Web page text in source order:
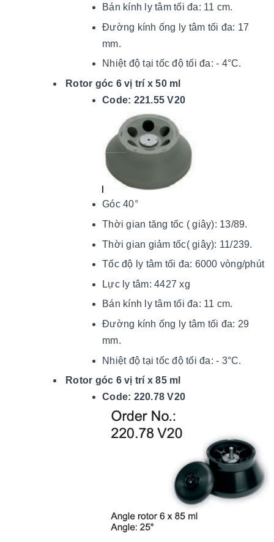
Bán kính ly tâm tối đa: 11 cm.
Đường kính ống ly tâm tối đa: 17
mm.
Nhiệt độ tại tốc độ tối đa: - 4°C.
Rotor góc 6 vị trí x 50 ml
Code: 221.55 V20
Góc 40°
Thời gian tăng tốc ( giây): 13/89.
Thời gian giảm tốc( giây): 11/239.
Tốc độ ly tâm tối đa: 6000 vòng/phút
Lực ly tâm: 4427 xg
Bán kính ly tâm tối đa: 11 cm.
Đường kính ống ly tâm tối đa: 29
mm.
Nhiệt độ tại tốc độ tối đa: - 3°C.
Rotor góc 6 vị trí x 85 ml
Code: 220.78 V20